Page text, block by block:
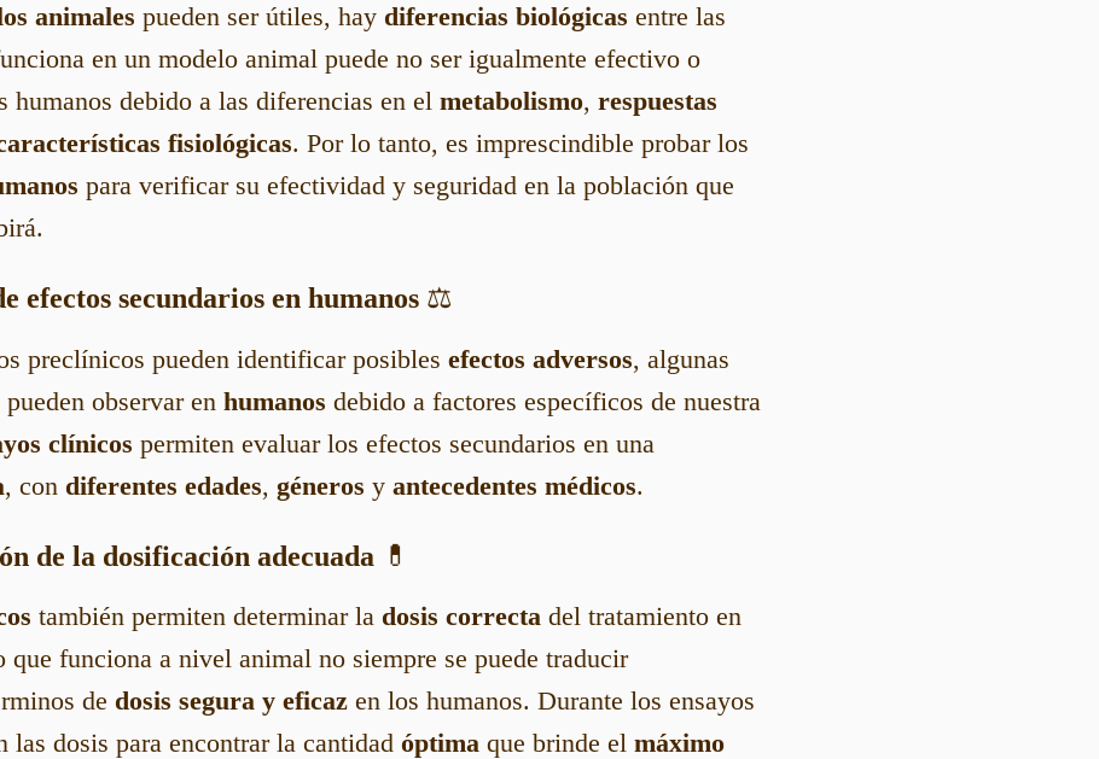
animales pueden ser útiles, hay diferencias biológicas entre las
en un modelo animal puede no ser igualmente efectivo o
humanos debido a las diferencias en el metabolismo, respuestas
fisiológicas. Por lo tanto, es imprescindible probar los
para verificar su efectividad y seguridad en la población que
efectos secundarios en humanos ⚖️
preclínicos pueden identificar posibles efectos adversos, algunas
observar en humanos debido a factores específicos de nuestra
clínicos permiten evaluar los efectos secundarios en una
, con diferentes edades, géneros y antecedentes médicos.
de la dosificación adecuada 💊
también permiten determinar la dosis correcta del tratamiento en
que funciona a nivel animal no siempre se puede traducir
de dosis segura y eficaz en los humanos. Durante los ensayos
las dosis para encontrar la cantidad óptima que brinde el máximo